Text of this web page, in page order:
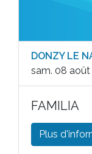
DONZY LE
sam. 08 août
FAMILIA
Plus